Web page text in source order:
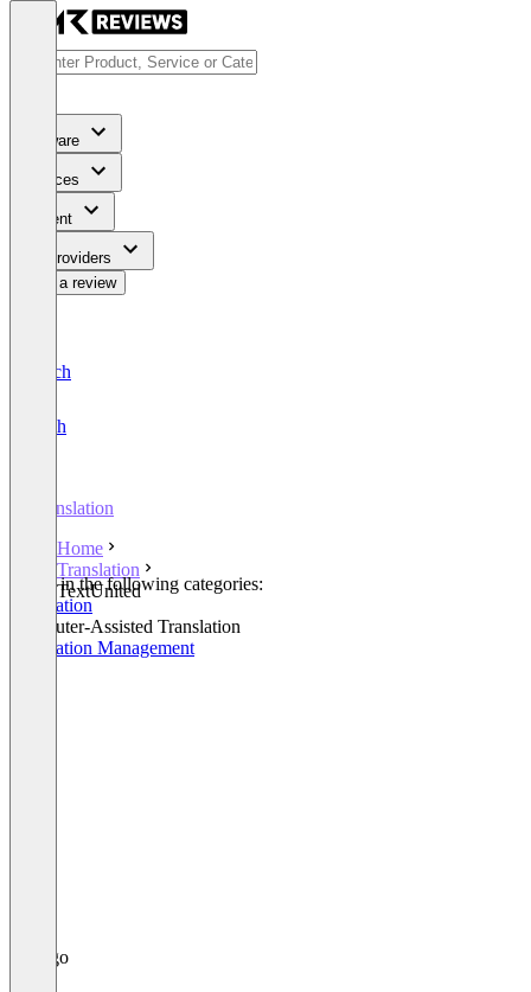
Software
Services
Content
For Providers
Write a review
Deutsch
English
Translation
Home
Translation
TextUnited
Listed in the following categories:
Translation
Computer-Assisted Translation
Translation Management